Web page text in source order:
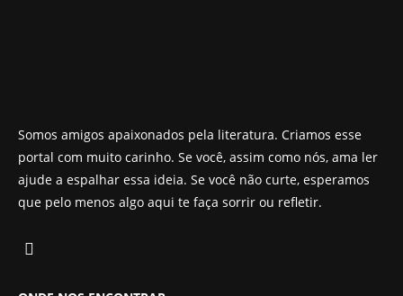
Somos amigos apaixonados pela literatura. Criamos esse
portal com muito carinho. Se você, assim como nós, ama ler
ajude a espalhar essa ideia. Se você não curte, esperamos
que pelo menos algo aqui te faça sorrir ou refletir.